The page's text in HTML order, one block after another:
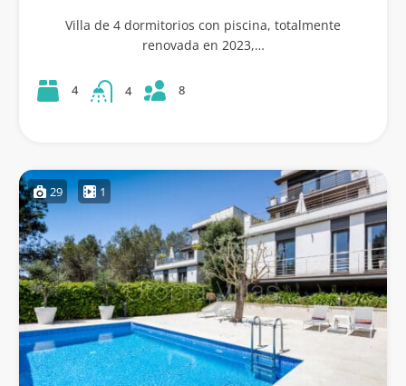
Villa de 4 dormitorios con piscina, totalmente
renovada en 2023,…
4 4 8
29 1